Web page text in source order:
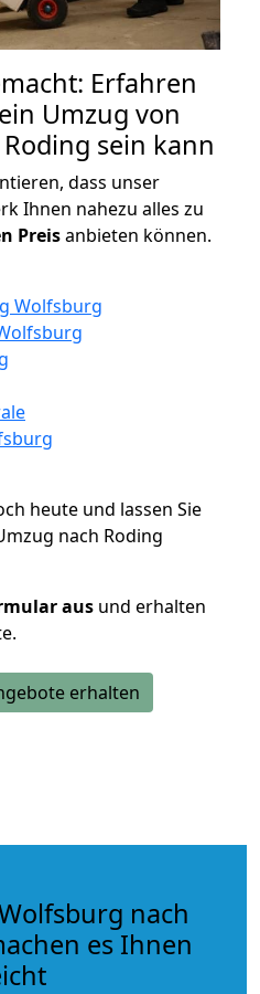
Erfahren
Umzug von
sein kann
dass unser
Ihnen nahezu alles zu
Preisanbieten können.
Wolfsburg
heute und lassen Sie
nach Roding
aus und erhalten
erhalten
nach
es Ihnen